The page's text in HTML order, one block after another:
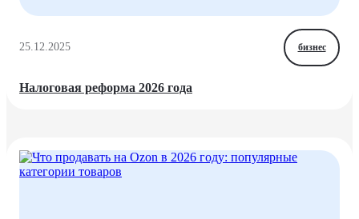
25.12.2025 бизнес
Налоговая реформа 2026 года